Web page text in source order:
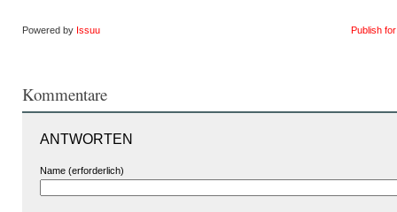
Powered by Issuu Publish
Kommentare
ANTWORTEN
Name (erforderlich)